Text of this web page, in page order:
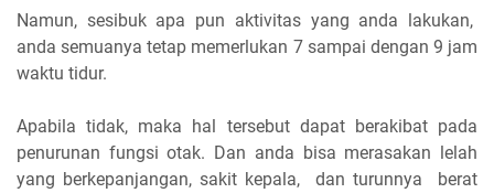
Namun, sesibuk apa pun aktivitas yang anda lakukan,
anda semuanya tetap memerlukan 7 sampai dengan 9 jam
waktu tidur.
Apabila tidak, maka hal tersebut dapat berakibat pada
penurunan fungsi otak. Dan anda bisa merasakan lelah
yang berkepanjangan, sakit kepala, dan turunnya berat